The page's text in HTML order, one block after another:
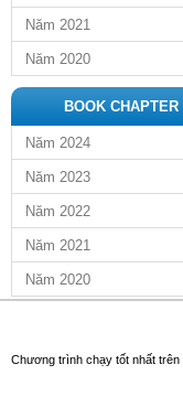
Năm 2021
Năm 2020
BOOK CHAPTER
Năm 2024
Năm 2023
Năm 2022
Năm 2021
Năm 2020
Chương trình chạy tốt nhất trên